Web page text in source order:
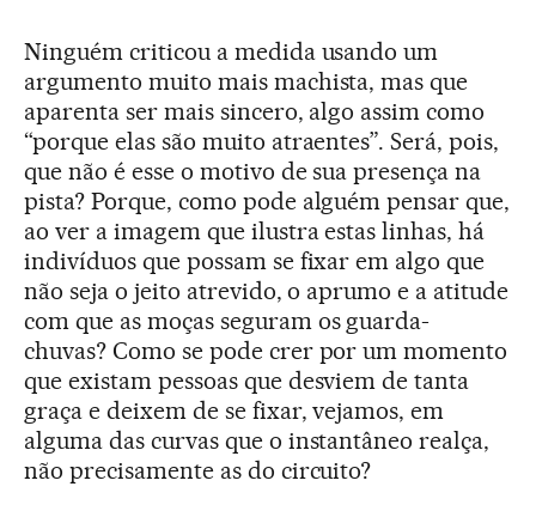
Ninguém criticou a medida usando um
argumento muito mais machista, mas que
aparenta ser mais sincero, algo assim como
“porque elas são muito atraentes”. Será, pois,
que não é esse o motivo de sua presença na
pista? Porque, como pode alguém pensar que,
ao ver a imagem que ilustra estas linhas, há
indivíduos que possam se fixar em algo que
não seja o jeito atrevido, o aprumo e a atitude
com que as moças seguram os guarda-
chuvas? Como se pode crer por um momento
que existam pessoas que desviem de tanta
graça e deixem de se fixar, vejamos, em
alguma das curvas que o instantâneo realça,
não precisamente as do circuito?